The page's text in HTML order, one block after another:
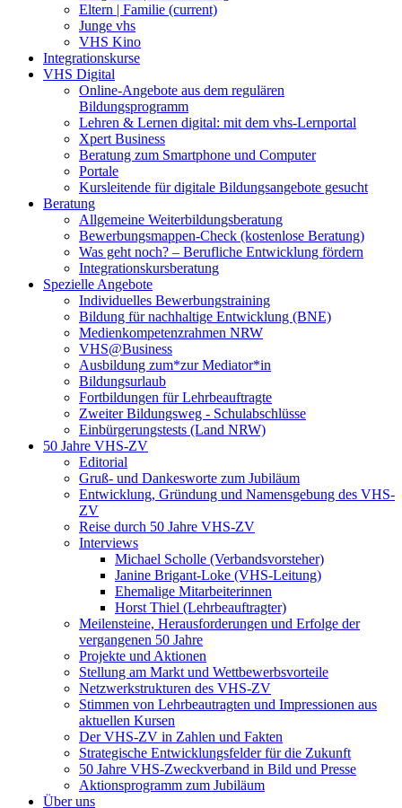
Eltern | Familie (current)
Junge vhs
VHS Kino
Integrationskurse
VHS Digital
Online-Angebote aus dem regulären
Bildungsprogramm
Lehren & Lernen digital: mit dem vhs-Lernportal
Xpert Business
Beratung zum Smartphone und Computer
Portale
Kursleitende für digitale Bildungsangebote gesucht
Beratung
Allgemeine Weiterbildungsberatung
Bewerbungsmappen-Check (kostenlose Beratung)
Was geht noch? – Berufliche Entwicklung fördern
Integrationskursberatung
Spezielle Angebote
Individuelles Bewerbungstraining
Bildung für nachhaltige Entwicklung (BNE)
Medienkompetenzrahmen NRW
VHS@Business
Ausbildung zum*zur Mediator*in
Bildungsurlaub
Fortbildungen für Lehrbeauftragte
Zweiter Bildungsweg - Schulabschlüsse
Einbürgerungstests (Land NRW)
50 Jahre VHS-ZV
Editorial
Gruß- und Dankesworte zum Jubiläum
Entwicklung, Gründung und Namensgebung des VHS-
ZV
Reise durch 50 Jahre VHS-ZV
Interviews
Michael Scholle (Verbandsvorsteher)
Janine Brigant-Loke (VHS-Leitung)
Ehemalige Mitarbeiterinnen
Horst Thiel (Lehrbeauftragter)
Meilensteine, Herausforderungen und Erfolge der
vergangenen 50 Jahre
Projekte und Aktionen
Stellung am Markt und Wettbewerbsvorteile
Netzwerkstrukturen des VHS-ZV
Stimmen von Lehrbeautragten und Impressionen aus
aktuellen Kursen
Der VHS-ZV in Zahlen und Fakten
Strategische Entwicklungsfelder für die Zukunft
50 Jahre VHS-Zweckverband in Bild und Presse
Aktionsprogramm zum Jubiläum
Über uns